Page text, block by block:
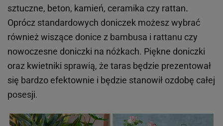
sztuczne, beton, kamień, ceramika czy rattan.
Oprócz standardowych doniczek możesz wybrać
również wiszące donice z bambusa i rattanu czy
nowoczesne doniczki na nóżkach. Piękne doniczki
oraz kwietniki sprawią, że taras będzie prezentował
się bardzo efektownie i będzie stanowił ozdobę całej
posesji.